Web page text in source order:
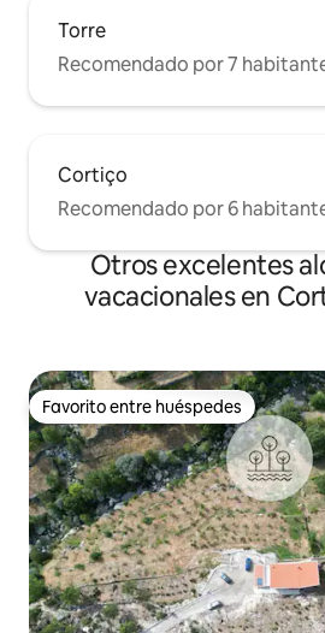
Torre
Recomendado por 7
Cortiço
Recomendado por 6
Otros excelentes
vacacionales en
Favorito entre huéspedes
Favorito entre huéspedes